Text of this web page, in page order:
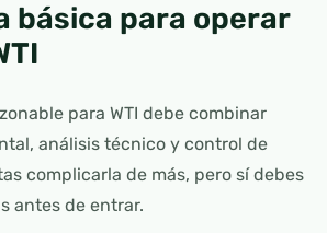
básica para operar
para WTI debe combinar
análisis técnico y control de
complicarla de más, pero sí debes
antes de entrar.